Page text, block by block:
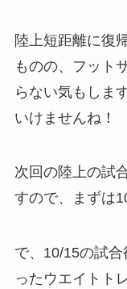
陸上短距離に復
ものの、フット
らない気もしま
いけませんね！
次回の陸上の試
すので、まずは
で、10/15の試
ったウエイトト